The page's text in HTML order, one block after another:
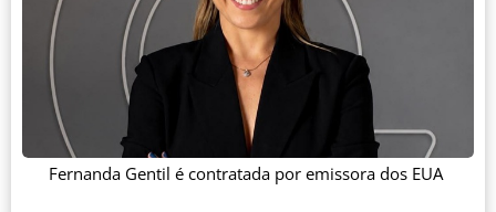
Fernanda Gentil é contratada por emissora dos EUA